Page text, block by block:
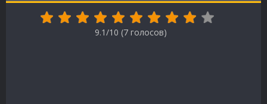
9.1/10 (7голосов)